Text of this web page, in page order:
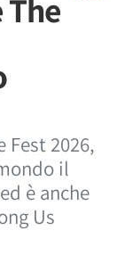
Fest 2026,
il
è anche
Us